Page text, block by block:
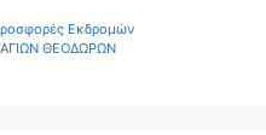
Εκδρομών
ΘΕΟΔΩΡΩΝ